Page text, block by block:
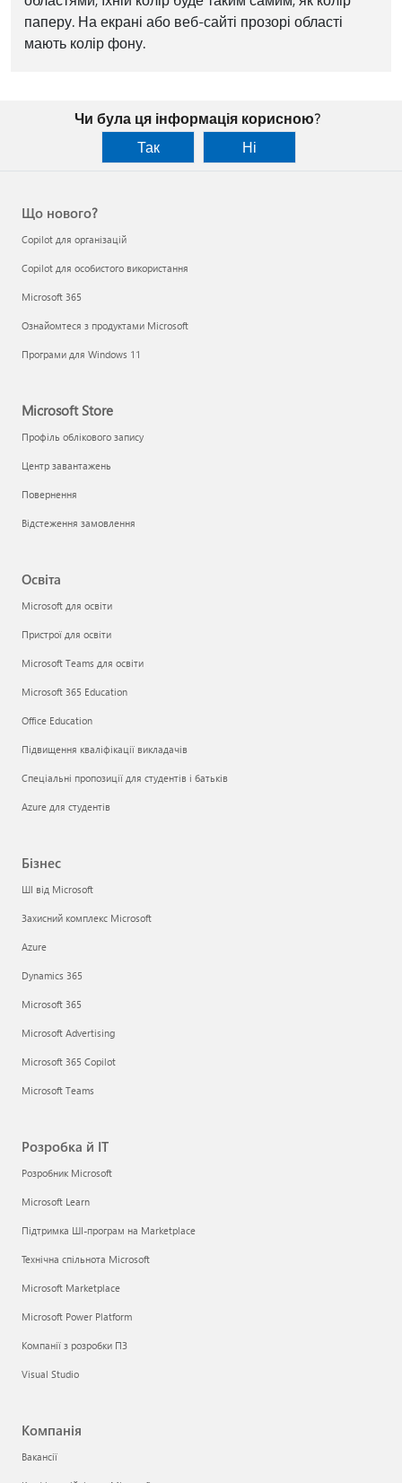
паперу. На екрані або веб-сайті прозорі області
мають колір фону.
Чи була ця інформація корисною?
Так
Ні
Що нового?
Copilot для організацій
Copilot для особистого використання
Microsoft 365
Ознайомтеся з продуктами Microsoft
Програми для Windows 11
Microsoft Store
Профіль облікового запису
Центр завантажень
Повернення
Відстеження замовлення
Освіта
Microsoft для освіти
Пристрої для освіти
Microsoft Teams для освіти
Microsoft 365 Education
Office Education
Підвищення кваліфікації викладачів
Спеціальні пропозиції для студентів і батьків
Azure для студентів
Бізнес
ШІ від Microsoft
Захисний комплекс Microsoft
Azure
Dynamics 365
Microsoft 365
Microsoft Advertising
Microsoft 365 Copilot
Microsoft Teams
Розробка й ІТ
Розробник Microsoft
Microsoft Learn
Підтримка ШІ-програм на Marketplace
Технічна спільнота Microsoft
Microsoft Marketplace
Microsoft Power Platform
Компанії з розробки ПЗ
Visual Studio
Компанія
Вакансії